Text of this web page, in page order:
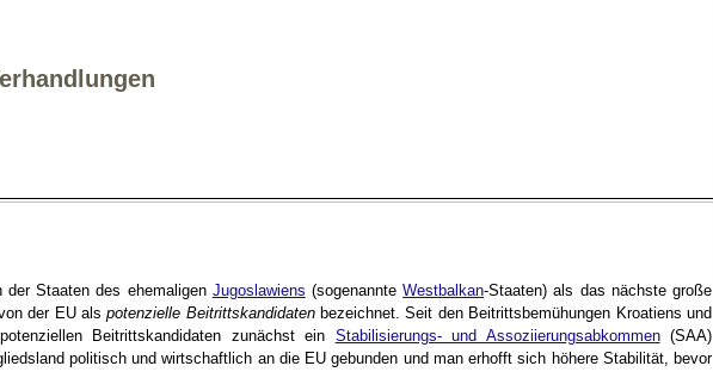
der Staaten des ehemaligen Jugoslawiens (sogenannteWestbalkan-Staaten) als das nächste große
der EU alspotenzielle Beitrittskandidatenbezeichnet. Seit den Beitrittsbemühungen Kroatiens und
Beitrittskandidaten zunächst ein Stabilisierungs- und Assoziierungsabkommen(SAA)
politisch und wirtschaftlich an die EU gebunden und man erhofft sich höhere Stabilität, bevor